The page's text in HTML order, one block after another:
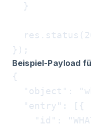
  }
Beispiel-Payload
{
"object":
  "entry": [{
"id":